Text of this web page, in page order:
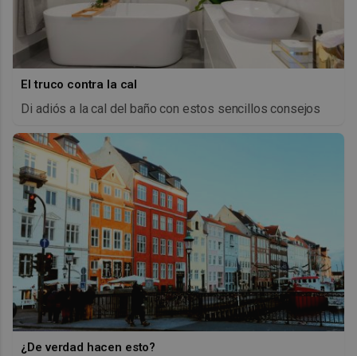
El truco contra la cal
Di adiós a la cal del baño con estos sencillos consejos
¿De verdad hacen esto?